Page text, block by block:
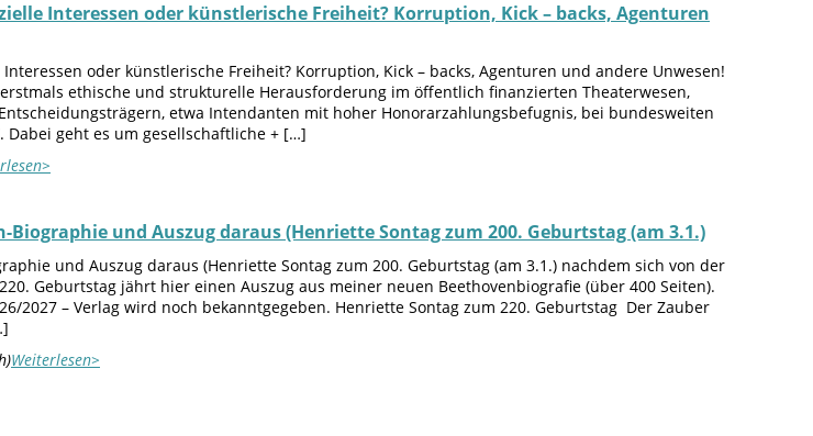
Interessen oder künstlerische Freiheit? Korruption, Kick – backs, Agenturen
oder künstlerische Freiheit? Korruption, Kick – backs, Agenturen und andere Unwesen!
ethische und strukturelle Herausforderung im öffentlich finanzierten Theaterwesen,
etwa Intendanten mit hoher Honorarzahlungsbefugnis, bei bundesweiten
Dabei geht es um gesellschaftliche + […]
Biographie und Auszug daraus (Henriette Sontag zum 200. Geburtstag (am 3.1.)
und Auszug daraus (Henriette Sontag zum 200. Geburtstag (am 3.1.) nachdem sich von der
Geburtstag jährt hier einen Auszug aus meiner neuen Beethovenbiografie (über 400 Seiten).
2027 – Verlag wird noch bekanntgegeben. Henriette Sontag zum 220. Geburtstag Der Zauber
Weiterlesen>